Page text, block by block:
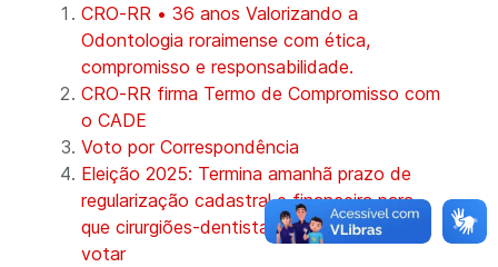
CRO-RR • 36 anos Valorizando a
Odontologia roraimense com ética,
compromisso e responsabilidade.
CRO-RR firma Termo de Compromisso com
o CADE
Voto por Correspondência
Eleição 2025: Termina amanhã prazo de
regularização cadastral e financeira para
que cirurgiões-dentistas estejam aptos a
votar